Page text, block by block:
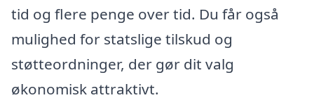
tid og flere penge over tid. Du får også
mulighed for statslige tilskud og
støtteordninger, der gør dit valg
økonomisk attraktivt.